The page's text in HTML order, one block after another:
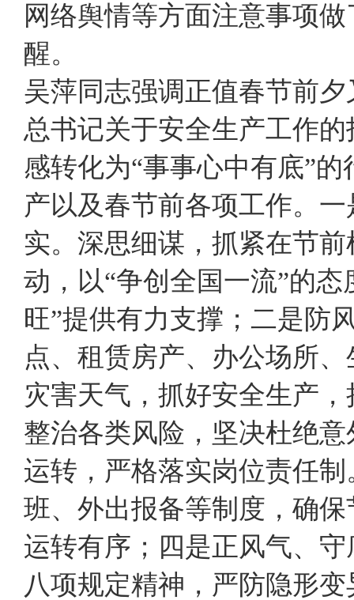
网络舆情等方面注意事项
醒。
吴萍同志强调正值春节前
总书记关于安全生产工作
感转化为“事事心中有底”
产以及春节前各项工作。
实。深思细谋，抓紧在节
动，以“争创全国一流”的态
旺”提供有力支撑；二是防
点、租赁房产、办公场所
灾害天气，抓好安全生产
整治各类风险，坚决杜绝
运转，严格落实岗位责任
班、外出报备等制度，确
运转有序；四是正风气、
八项规定精神，严防隐形